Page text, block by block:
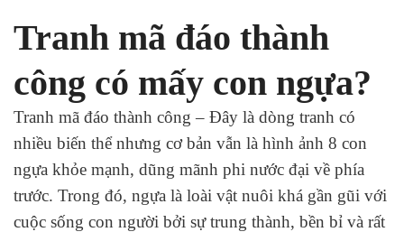
Tranh mã đáo thành
công có mấy con ngựa?
Tranh mã đáo thành công – Đây là dòng tranh có
nhiều biến thể nhưng cơ bản vẫn là hình ảnh 8 con
ngựa khỏe mạnh, dũng mãnh phi nước đại về phía
trước. Trong đó, ngựa là loài vật nuôi khá gần gũi với
cuộc sống con người bởi sự trung thành, bền bỉ và rất